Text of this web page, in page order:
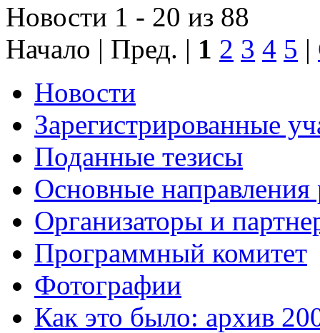
Новости 1 - 20 из 88
Начало | Пред. | 1 2 3 4 5 |
Новости
Зарегистрированные
Поданные тезисы
Основные направления
Организаторы и
Программный комитет
Фотографии
Как это было: архив